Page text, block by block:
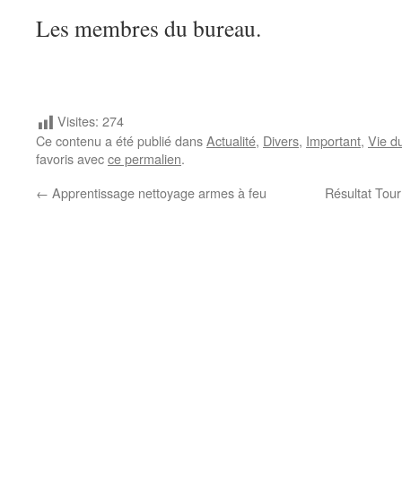
Les membres du bureau.
Visites: 274
Ce contenu a été publié dansActualité, Divers, Important, Vie
favoris avecce permalien.
← Apprentissage nettoyage armes à feu Résultat